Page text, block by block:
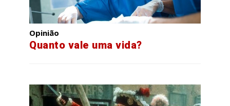
Opinião
Quanto vale uma vida?